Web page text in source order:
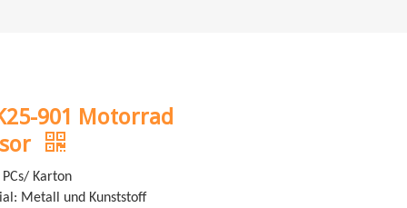
901 Motorrad
Karton
Metall und Kunststoff